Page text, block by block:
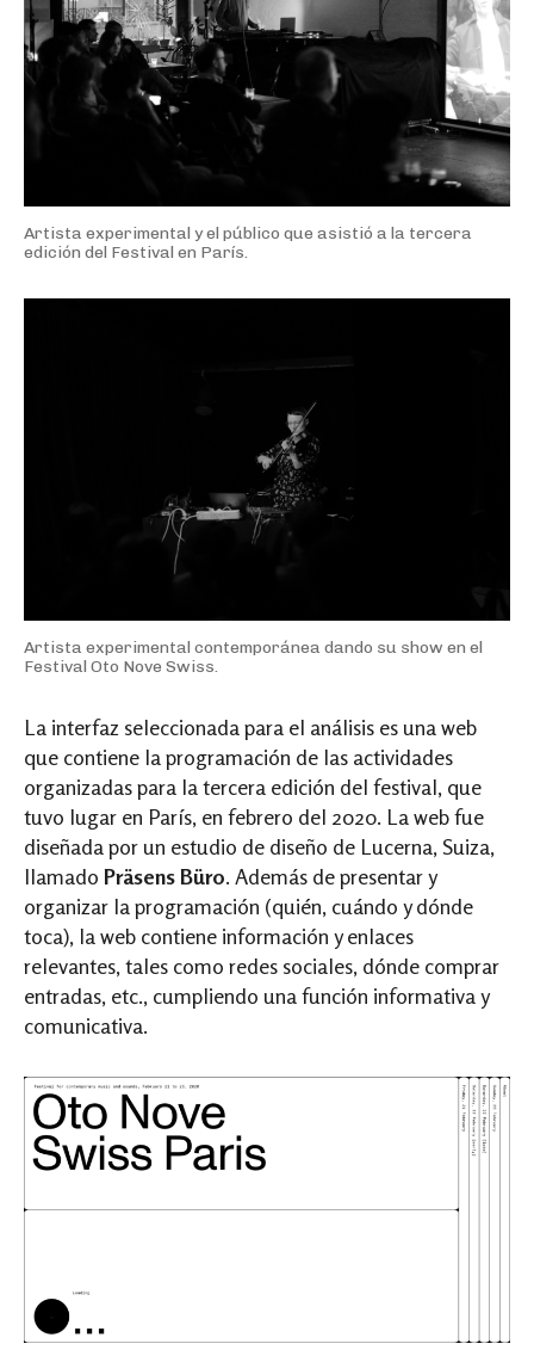
Artista experimental y el público que asistió a la tercera
edición del Festival en París.
Artista experimental contemporánea dando su show en el
Festival Oto Nove Swiss.
La interfaz seleccionada para el análisis es una web
que contiene la programación de las actividades
organizadas para la tercera edición del festival, que
tuvo lugar en París, en febrero del 2020. La web fue
diseñada por un estudio de diseño de Lucerna, Suiza,
llamado Präsens Büro. Además de presentar y
organizar la programación (quién, cuándo y dónde
toca), la web contiene información y enlaces
relevantes, tales como redes sociales, dónde comprar
entradas, etc., cumpliendo una función informativa y
comunicativa.